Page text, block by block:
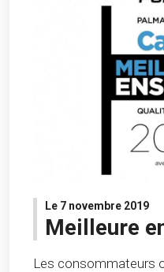
Le 7 novembre 2019
Meilleure
Les consommateurs